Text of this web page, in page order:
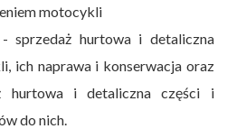
motocykli
- sprzedaż hurtowa i detaliczna
ich naprawa i konserwacja oraz
hurtowa i detaliczna części i
do nich.